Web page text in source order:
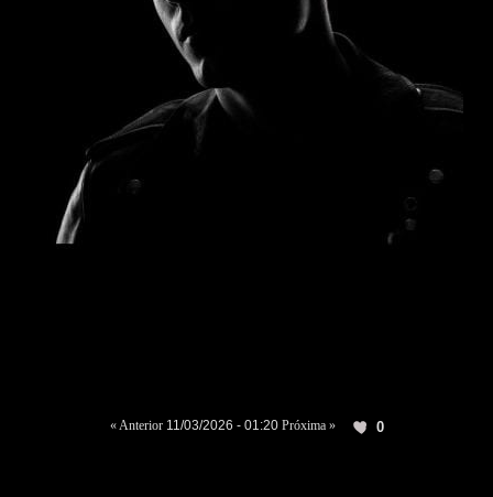
« Anterior11/03/2026 - 01:20 Próxima » 0